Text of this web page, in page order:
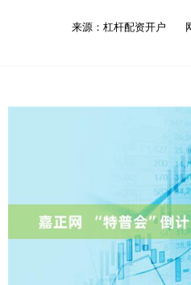
来源：杠杆配资开户